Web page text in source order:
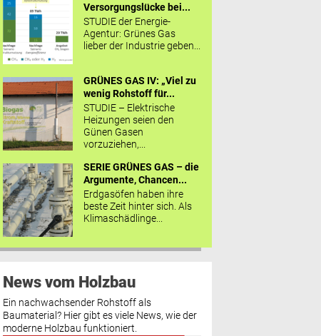
Versorgungslücke bei...
STUDIE der Energie-
Agentur: Grünes Gas
lieber der Industrie geben...
GRÜNES GAS IV: „Viel zu
wenig Rohstoff für...
STUDIE – Elektrische
Heizungen seien den
Günen Gasen
vorzuziehen,...
SERIE GRÜNES GAS – die
Argumente, Chancen...
Erdgasöfen haben ihre
beste Zeit hinter sich. Als
Klimaschädlinge...
News vom Holzbau
Ein nachwachsender Rohstoff als
Baumaterial? Hier gibt es viele News, wie der
moderne Holzbau funktioniert.